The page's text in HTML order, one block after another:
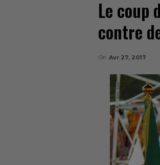
Le coup
contre
On Avr 27, 2017